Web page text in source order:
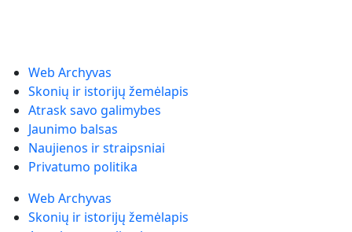
Web Archyvas
Skonių ir istorijų žemėlapis
Atrask savo galimybes
Jaunimo balsas
Naujienos ir straipsniai
Privatumo politika
Web Archyvas
Skonių ir istorijų žemėlapis